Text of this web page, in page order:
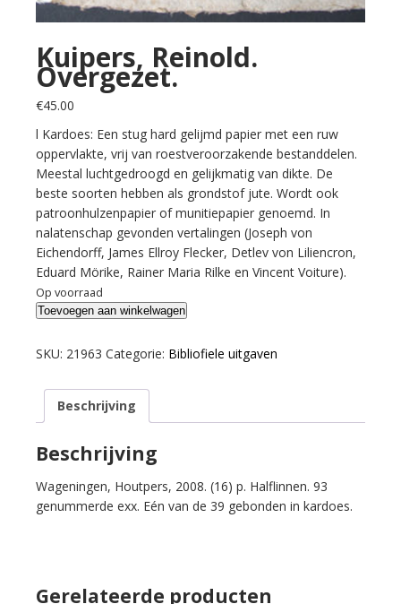
Kuipers, Reinold.
Overgezet.
€45.00
l Kardoes: Een stug hard gelijmd papier met een ruw
oppervlakte, vrij van roestveroorzakende bestanddelen.
Meestal luchtgedroogd en gelijkmatig van dikte. De
beste soorten hebben als grondstof jute. Wordt ook
patroonhulzenpapier of munitiepapier genoemd. In
nalatenschap gevonden vertalingen (Joseph von
Eichendorff, James Ellroy Flecker, Detlev von Liliencron,
Eduard Mörike, Rainer Maria Rilke en Vincent Voiture).
Op voorraad
Kuipers,
Overgezet.
Toevoegen aan winkelwagen
SKU: 21963 Categorie: Bibliofiele uitgaven
Beschrijving
Beschrijving
Wageningen, Houtpers, 2008. (16) p. Halflinnen. 93
genummerde exx. Eén van de 39 gebonden in kardoes.
Gerelateerde producten